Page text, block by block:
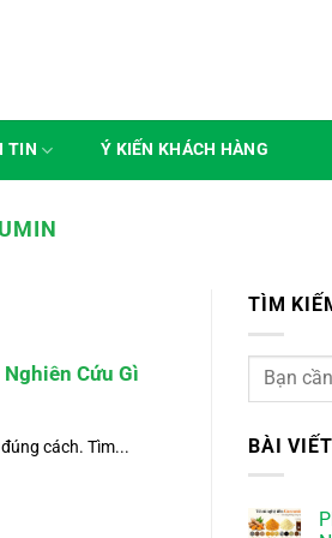
TIN Ý KIẾN KHÁCH HÀNG
Cứu Gì
cách. Tìm...
TÌM
BÀI